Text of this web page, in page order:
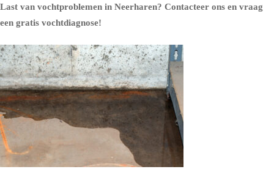
Last van vochtproblemen in Neerharen? Contacteer ons en vraag
een gratis vochtdiagnose!